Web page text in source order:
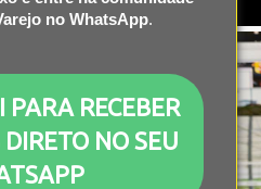
no WhatsApp.
PARA RECEBER
NO SEU